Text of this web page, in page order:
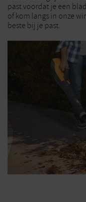
past voordat je een
of kom langs in onze
beste bij je past.